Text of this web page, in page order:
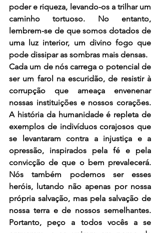
poder e riqueza, levando-os a trilhar um
caminho tortuoso. No entanto,
lembrem-se de que somos dotados de
uma luz interior, um divino fogo que
pode dissipar as sombras mais densas.
Cada um de nós carrega o potencial de
ser um farol na escuridão, de resistir à
corrupção que ameaça envenenar
nossas instituições e nossos corações.
A história da humanidade é repleta de
exemplos de indivíduos corajosos que
se levantaram contra a injustiça e a
opressão, inspirados pela fé e pela
convicção de que o bem prevalecerá.
Nós também podemos ser esses
heróis, lutando não apenas por nossa
própria salvação, mas pela salvação de
nossa terra e de nossos semelhantes.
Portanto, peço a todos vocês a se